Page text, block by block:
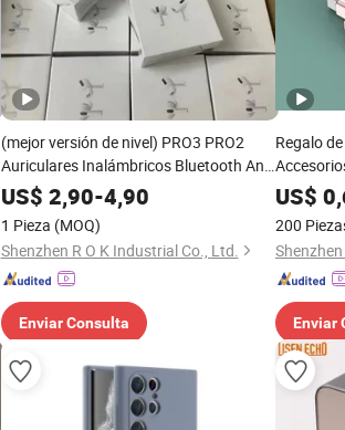
(mejor versión de nivel) PRO3 PRO2
Auriculares Inalámbricos Bluetooth Anc
Auriculares Estéreo Air PRO Max 2 3 4 5
Pods Accesorios para Teléfonos Móviles
US$ 2,90-4,90
1 Pieza (MOQ)
Shenzhen R O K Industrial Co., Ltd.
Enviar Consulta
Regalo
Samsung
US$
200
Enviar